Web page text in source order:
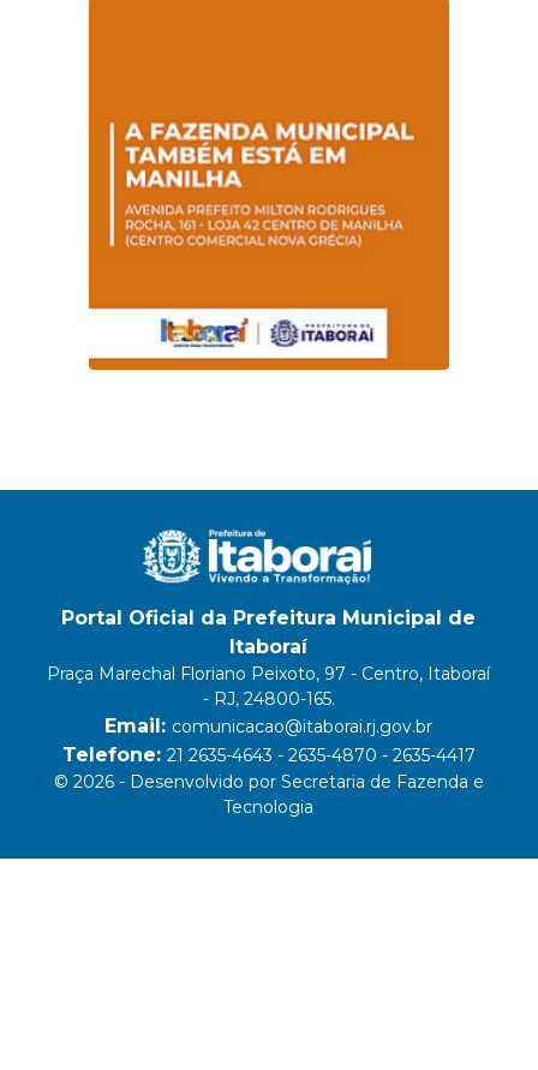
Magalhães Seabra
Portal Oficial da Prefeitura Municipal de
Itaboraí
Praça Marechal Floriano Peixoto, 97 - Centro, Itaboraí
- RJ, 24800-165.
Email: comunicacao@itaborai.rj.gov.br
Telefone: 21 2635-4643 - 2635-4870 - 2635-4417
© 2026 - Desenvolvido por Secretaria de Fazenda e
Tecnologia